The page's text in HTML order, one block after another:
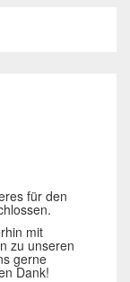
für den
mit
zu unseren
gerne
Dank!